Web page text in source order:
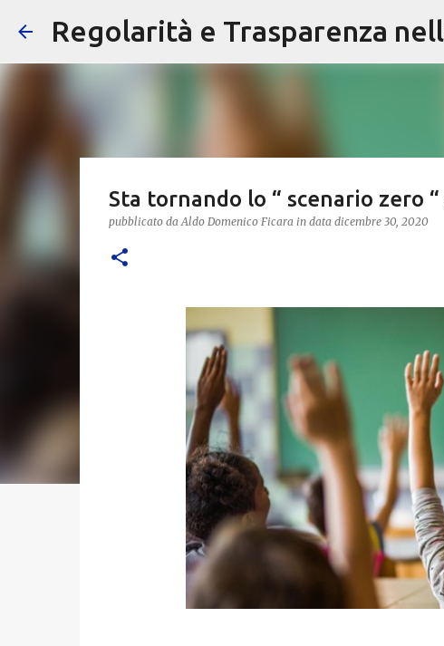
Regolarità e Trasparenza
Sta tornando lo “ scenario zero
pubblicato daAldo Domenico Ficara in data dicembre 30, 2020